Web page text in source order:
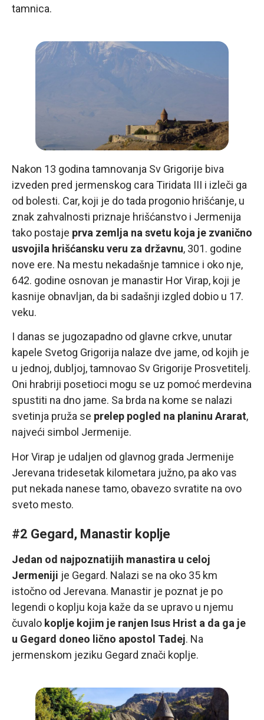
tamnica.
Nakon 13 godina tamnovanja Sv Grigorije biva
izveden pred jermenskog cara Tiridata III i izleči ga
od bolesti. Car, koji je do tada progonio hrišćanje, u
znak zahvalnosti priznaje hrišćanstvo i Jermenija
tako postaje prva zemlja na svetu koja je zvanično
usvojila hrišćansku veru za državnu, 301. godine
nove ere. Na mestu nekadašnje tamnice i oko nje,
642. godine osnovan je manastir Hor Virap, koji je
kasnije obnavljan, da bi sadašnji izgled dobio u 17.
veku.
I danas se jugozapadno od glavne crkve, unutar
kapele Svetog Grigorija nalaze dve jame, od kojih je
u jednoj, dubljoj, tamnovao Sv Grigorije Prosvetitelj.
Oni hrabriji posetioci mogu se uz pomoć merdevina
spustiti na dno jame. Sa brda na kome se nalazi
svetinja pruža se prelep pogled na planinu Ararat,
najveći simbol Jermenije.
Hor Virap je udaljen od glavnog grada Jermenije
Jerevana tridesetak kilometara južno, pa ako vas
put nekada nanese tamo, obavezo svratite na ovo
sveto mesto.
#2 Gegard, Manastir koplje
Jedan od najpoznatijih manastira u celoj
Jermeniji je Gegard. Nalazi se na oko 35 km
istočno od Jerevana. Manastir je poznat je po
legendi o koplju koja kaže da se upravo u njemu
čuvalo koplje kojim je ranjen Isus Hrist a da ga je
u Gegard doneo lično apostol Tadej. Na
jermenskom jeziku Gegard znači koplje.